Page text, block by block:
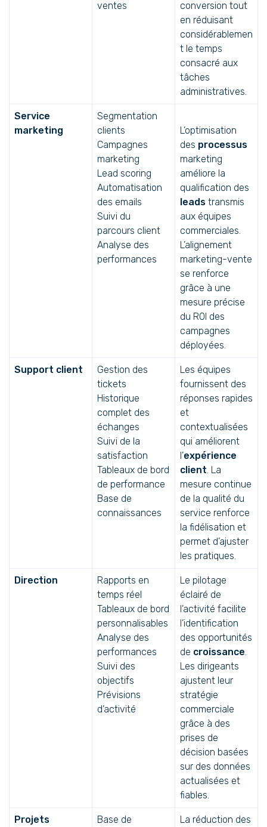
ventes
conversion tout
en réduisant
considérablemen
t le temps
consacré aux
tâches
administratives.
Service
marketing
Segmentation
clients
Campagnes
marketing
Lead scoring
Automatisation
des emails
Suivi du
parcours client
Analyse des
performances
L’optimisation
des processus
marketing
améliore la
qualification des
leads transmis
aux équipes
commerciales.
L’alignement
marketing-vente
se renforce
grâce à une
mesure précise
du ROI des
campagnes
déployées.
Support client
Gestion des
tickets
Historique
complet des
échanges
Suivi de la
satisfaction
Tableaux de bord
de performance
Base de
connaissances
Les équipes
fournissent des
réponses rapides
et
contextualisées
qui améliorent
l’expérience
client. La
mesure continue
de la qualité du
service renforce
la fidélisation et
permet d’ajuster
les pratiques.
Direction
Rapports en
temps réel
Tableaux de bord
personnalisables
Analyse des
performances
Suivi des
objectifs
Prévisions
d’activité
Le pilotage
éclairé de
l’activité facilite
l’identification
des opportunités
de croissance.
Les dirigeants
ajustent leur
stratégie
commerciale
grâce à des
prises de
décision basées
sur des données
actualisées et
fiables.
Projets
Base de
La réduction des